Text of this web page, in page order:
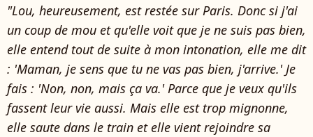
"Lou, heureusement, est restée sur Paris. Donc si j'ai
un coup de mou et qu'elle voit que je ne suis pas bien,
elle entend tout de suite à mon intonation, elle me dit
: 'Maman, je sens que tu ne vas pas bien, j'arrive.' Je
fais : 'Non, non, mais ça va.' Parce que je veux qu'ils
fassent leur vie aussi. Mais elle est trop mignonne,
elle saute dans le train et elle vient rejoindre sa